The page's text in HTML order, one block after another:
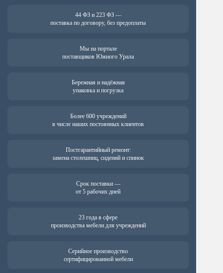
44 ФЗ и 223 ФЗ —
поставка по договору, без предоплаты
Мы на портале
поставщиков Южного Урала
Бережная и надёжная
упаковка и погрузка
Более 600 учреждений
в числе наших постоянных клиентов
Постгарантийный ремонт:
замена столешниц, сидений и спинок
Срок поставки —
от 5 рабочих дней
23 года в сфере
производства мебели для учреждений
Серийное производство
сертифицированной мебели